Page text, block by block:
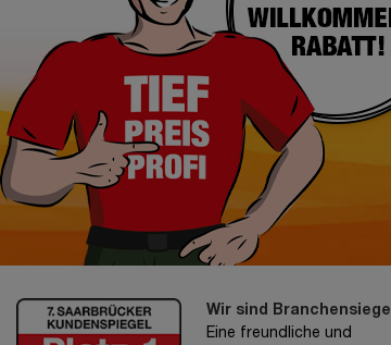
Wir sind
Eine freundliche und